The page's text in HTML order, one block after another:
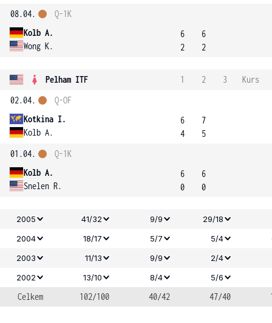
08.04.
Kolb A.
Wong K.
Q-1K
6
2
6
2
Pelham ITF 1 2 3
Kurs
02.04.
Kotkina I.
Kolb A.
Q-OF
6
4
7
5
01.04.
Kolb A.
Snelen R.
Q-1K
6
0
6
0
2005 41/32 9/9 29/18
2004
18/17 5/7 5/4
2003
11/13 9/9
2/4
2002
13/10 8/4 5/6
Celkem 102/100 40/42 47/40